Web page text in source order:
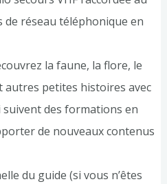
réseau téléphonique en
la faune, la flore, le
petites histoires avec
des formations en
de nouveaux contenus
du guide (si vous n’êtes